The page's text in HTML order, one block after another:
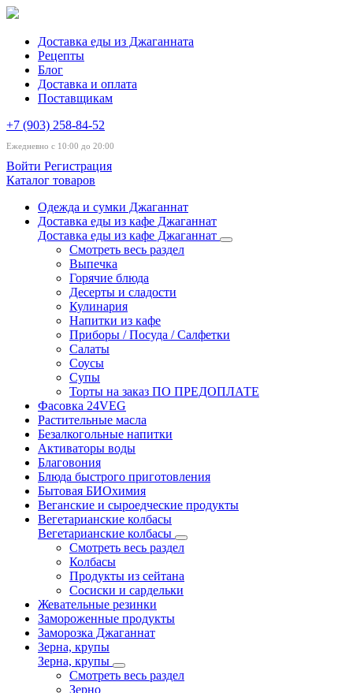
Доставка еды из Джаганната
Рецепты
Блог
Доставка и оплата
Поставщикам
+7 (903) 258-84-52
Ежедневно с 10:00 до 20:00
Войти Регистрация
Каталог товаров
Одежда и сумки Джаганнат
Доставка еды из кафе Джаганнат
Доставка еды из кафе Джаганнат
Смотреть весь раздел
Выпечка
Горячие блюда
Десерты и сладости
Кулинария
Напитки из кафе
Приборы / Посуда / Салфетки
Салаты
Соусы
Супы
Торты на заказ ПО ПРЕДОПЛАТЕ
Фасовка 24VEG
Растительные масла
Безалкогольные напитки
Активаторы воды
Благовония
Блюда быстрого приготовления
Бытовая БИОхимия
Веганские и сыроедческие продукты
Вегетарианские колбасы
Вегетарианские колбасы
Смотреть весь раздел
Колбасы
Продукты из сейтана
Сосиски и сардельки
Жевательные резинки
Замороженные продукты
Заморозка Джаганнат
Зерна, крупы
Зерна, крупы
Смотреть весь раздел
Зерно